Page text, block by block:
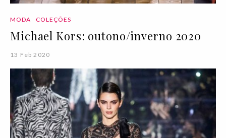
MODA COLEÇÕES
Michael Kors: outono/inverno 2020
13 Feb 2020